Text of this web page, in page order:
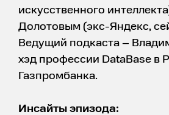
искусственного
Долотовым (экс-Яндекс,
Ведущий подкаста –
хэд профессии DataBase в
Газпромбанка.
Инсайты эпизода: